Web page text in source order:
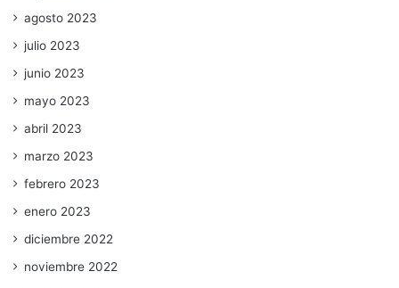
agosto 2023
julio 2023
junio 2023
mayo 2023
abril 2023
marzo 2023
febrero 2023
enero 2023
diciembre 2022
noviembre 2022